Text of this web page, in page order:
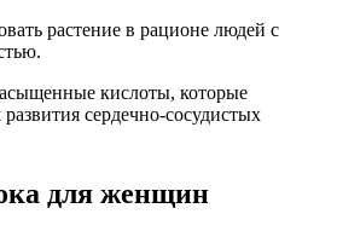
растение в рационе людей с
кислоты, которые
сердечно-сосудистых
для женщин